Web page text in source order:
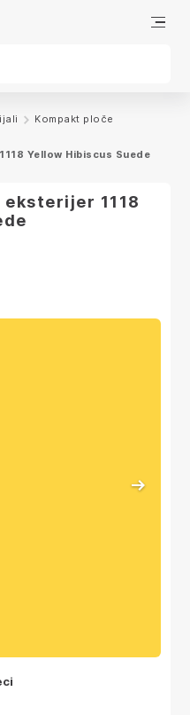
Kompakt ploče
Yellow Hibiscus Suede
1118